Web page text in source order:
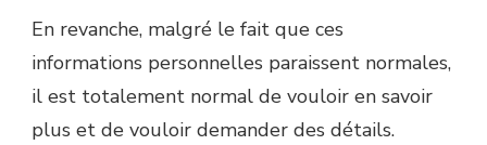
En revanche, malgré le fait que ces
informations personnelles paraissent normales,
il est totalement normal de vouloir en savoir
plus et de vouloir demander des détails.